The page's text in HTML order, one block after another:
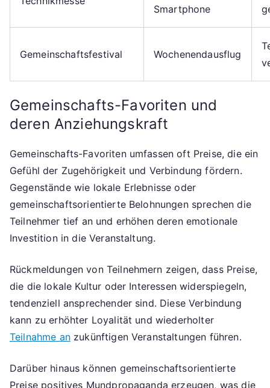
Smartphone
Gemeinschaftsfestival Wochenendausflug
Gemeinschafts-Favoriten und
deren Anziehungskraft
Gemeinschafts-Favoriten umfassen oft Preise, die ein
Gefühl der Zugehörigkeit und Verbindung fördern.
Gegenstände wie lokale Erlebnisse oder
gemeinschaftsorientierte Belohnungen sprechen die
Teilnehmer tief an und erhöhen deren emotionale
Investition in die Veranstaltung.
Rückmeldungen von Teilnehmern zeigen, dass Preise,
die die lokale Kultur oder Interessen widerspiegeln,
tendenziell ansprechender sind. Diese Verbindung
kann zu erhöhter Loyalität und wiederholter
Teilnahme anzukünftigen Veranstaltungen führen.
Darüber hinaus können gemeinschaftsorientierte
Preise positives Mundpropaganda erzeugen, was die